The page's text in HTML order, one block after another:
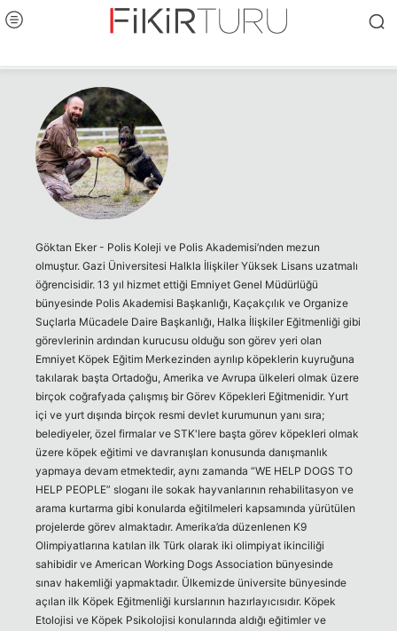
Göktan Eker - Polis Koleji ve Polis Akademisi’nden mezun
olmuştur. Gazi Üniversitesi Halkla İlişkiler Yüksek Lisans uzatmalı
öğrencisidir. 13 yıl hizmet ettiği Emniyet Genel Müdürlüğü
bünyesinde Polis Akademisi Başkanlığı, Kaçakçılık ve Organize
Suçlarla Mücadele Daire Başkanlığı, Halka İlişkiler Eğitmenliği gibi
görevlerinin ardından kurucusu olduğu son görev yeri olan
Emniyet Köpek Eğitim Merkezinden ayrılıp köpeklerin kuyruğuna
takılarak başta Ortadoğu, Amerika ve Avrupa ülkeleri olmak üzere
birçok coğrafyada çalışmış bir Görev Köpekleri Eğitmenidir. Yurt
içi ve yurt dışında birçok resmi devlet kurumunun yanı sıra;
belediyeler, özel firmalar ve STK'lere başta görev köpekleri olmak
üzere köpek eğitimi ve davranışları konusunda danışmanlık
yapmaya devam etmektedir, aynı zamanda “WE HELP DOGS TO
HELP PEOPLE” sloganı ile sokak hayvanlarının rehabilitasyon ve
arama kurtarma gibi konularda eğitilmeleri kapsamında yürütülen
projelerde görev almaktadır. Amerika’da düzenlenen K9
Olimpiyatlarına katılan ilk Türk olarak iki olimpiyat ikinciliği
sahibidir ve American Working Dogs Association bünyesinde
sınav hakemliği yapmaktadır. Ülkemizde üniversite bünyesinde
açılan ilk Köpek Eğitmenliği kurslarının hazırlayıcısıdır. Köpek
Etolojisi ve Köpek Psikolojisi konularında aldığı eğitimler ve